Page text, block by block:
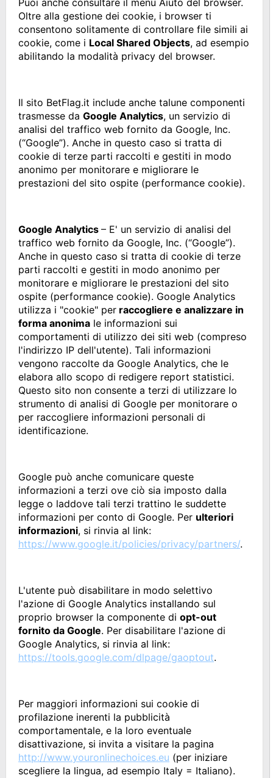
Puoi anche consultare il menu Aiuto del browser.
Oltre alla gestione dei cookie, i browser ti
consentono solitamente di controllare file simili ai
cookie, come i Local Shared Objects, ad esempio
abilitando la modalità privacy del browser.
Il sito BetFlag.it include anche talune componenti
trasmesse da Google Analytics, un servizio di
analisi del traffico web fornito da Google, Inc.
(“Google”). Anche in questo caso si tratta di
cookie di terze parti raccolti e gestiti in modo
anonimo per monitorare e migliorare le
prestazioni del sito ospite (performance cookie).
Google Analytics – E' un servizio di analisi del
traffico web fornito da Google, Inc. (“Google”).
Anche in questo caso si tratta di cookie di terze
parti raccolti e gestiti in modo anonimo per
monitorare e migliorare le prestazioni del sito
ospite (performance cookie). Google Analytics
utilizza i "cookie" per raccogliere e analizzare in
forma anonima le informazioni sui
comportamenti di utilizzo dei siti web (compreso
l'indirizzo IP dell'utente). Tali informazioni
vengono raccolte da Google Analytics, che le
elabora allo scopo di redigere report statistici.
Questo sito non consente a terzi di utilizzare lo
strumento di analisi di Google per monitorare o
per raccogliere informazioni personali di
identificazione.
Google può anche comunicare queste
informazioni a terzi ove ciò sia imposto dalla
legge o laddove tali terzi trattino le suddette
informazioni per conto di Google. Per ulteriori
informazioni, si rinvia al link:
https://www.google.it/policies/privacy/partners/.
L'utente può disabilitare in modo selettivo
l'azione di Google Analytics installando sul
proprio browser la componente di opt-out
fornito da Google. Per disabilitare l'azione di
Google Analytics, si rinvia al link:
https://tools.google.com/dlpage/gaoptout.
Per maggiori informazioni sui cookie di
profilazione inerenti la pubblicità
comportamentale, e la loro eventuale
disattivazione, si invita a visitare la pagina
http://www.youronlinechoices.eu (per iniziare
scegliere la lingua, ad esempio Italy = Italiano).